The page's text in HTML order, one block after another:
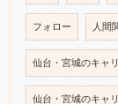
フォロー 人間
仙台・宮城のキャ
仙台・宮城のキャ